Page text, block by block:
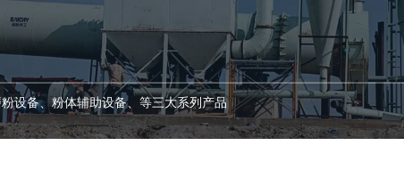
设备、粉体辅助设备、等三大系列产品